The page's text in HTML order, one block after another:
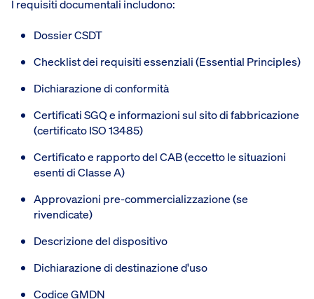
I requisiti documentali includono:
Dossier CSDT
Checklist dei requisiti essenziali (Essential Principles)
Dichiarazione di conformità
Certificati SGQ e informazioni sul sito di fabbricazione
(certificato ISO 13485)
Certificato e rapporto del CAB (eccetto le situazioni
esenti di Classe A)
Approvazioni pre-commercializzazione (se
rivendicate)
Descrizione del dispositivo
Dichiarazione di destinazione d'uso
Codice GMDN